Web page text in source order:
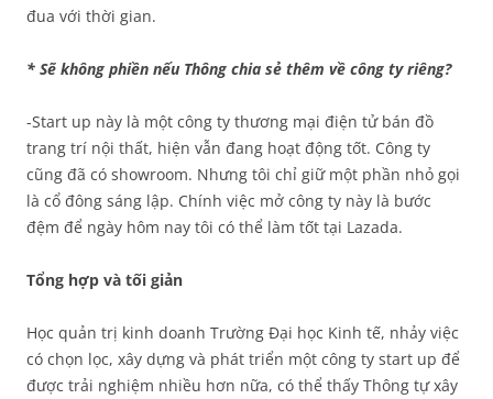
đua với thời gian.
* Sẽ không phiền nếu Thông chia sẻ thêm về công ty riêng?
-Start up này là một công ty thương mại điện tử bán đồ
trang trí nội thất, hiện vẫn đang hoạt động tốt. Công ty
cũng đã có showroom. Nhưng tôi chỉ giữ một phần nhỏ gọi
là cổ đông sáng lập. Chính việc mở công ty này là bước
đệm để ngày hôm nay tôi có thể làm tốt tại Lazada.
Tổng hợp và tối giản
Học quản trị kinh doanh Trường Đại học Kinh tế, nhảy việc
có chọn lọc, xây dựng và phát triển một công ty start up để
được trải nghiệm nhiều hơn nữa, có thể thấy Thông tự xây